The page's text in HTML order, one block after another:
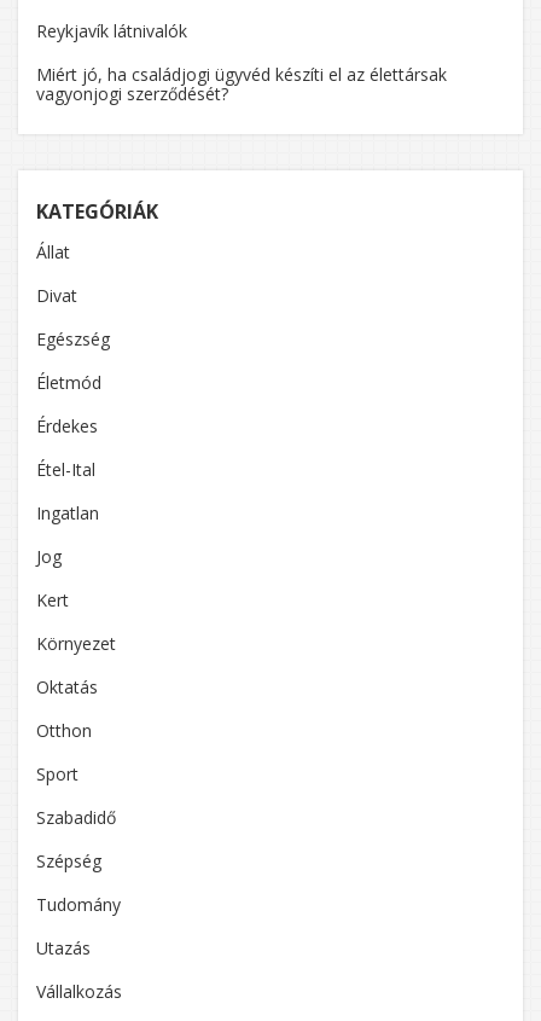
Reykjavík látnivalók
Miért jó, ha családjogi ügyvéd készíti el az élettársak
vagyonjogi szerződését?
KATEGÓRIÁK
Állat
Divat
Egészség
Életmód
Érdekes
Étel-Ital
Ingatlan
Jog
Kert
Környezet
Oktatás
Otthon
Sport
Szabadidő
Szépség
Tudomány
Utazás
Vállalkozás